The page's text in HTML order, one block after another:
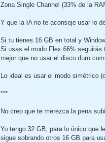
Zona Single Channel (33% de la
Y que la IA no te aconseje usar lo
Si tu tienes 16 GB en total y
Si usas el modo Flex 66% seguirás
mejor que no usar el disco duro
Lo ideal es usar el modo simétrico
***
No creo que te merezca la pena
Yo tengo 32 GB, para lo único que
sigue sobrando otros 16 GB para